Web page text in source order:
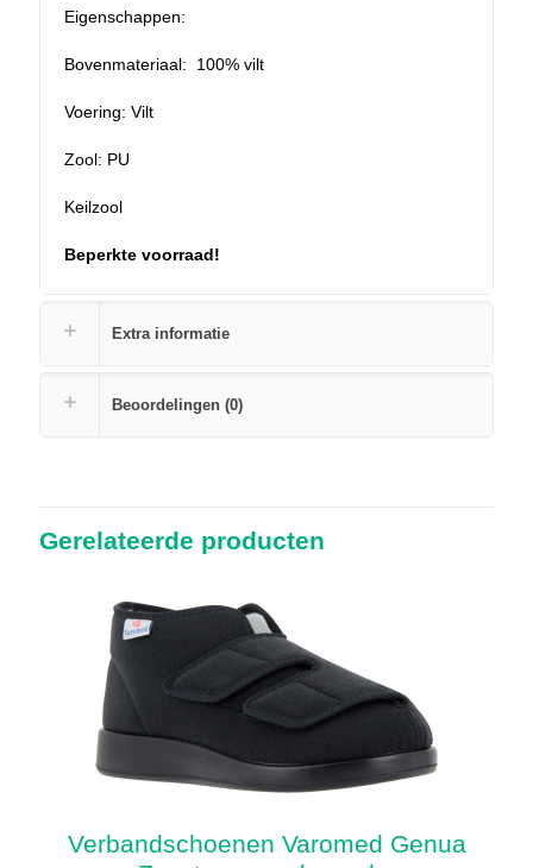
Eigenschappen:
Bovenmateriaal: 100% vilt
Voering: Vilt
Zool: PU
Keilzool
Beperkte voorraad!
Extra informatie
Beoordelingen (0)
Gerelateerde producten
Verbandschoenen Varomed Genua